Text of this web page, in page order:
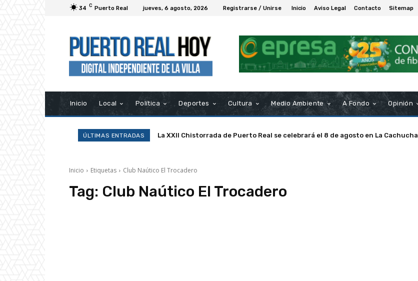
34 C Puerto Real jueves, 6 agosto, 2026 Registrarse / Unirse Inicio Aviso Legal Contacto Sitemap
Inicio Local Política Deportes Cultura Medio Ambiente A Fondo Opinión
ÚLTIMAS ENTRADAS La XXII Chistorrada de Puerto Real se celebrará el 8 de agosto en La Cachucha
Inicio Etiquetas Club Naútico El Trocadero
Tag: Club Naútico El Trocadero